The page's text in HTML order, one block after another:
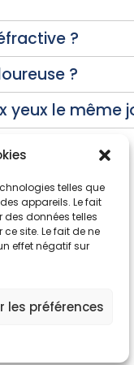
telles que
appareils. Le fait
données telles
site. Le fait de ne
effet négatif sur
les préférences
?
?
yeux le même
Spécialités
Pneumologie
Rhumatologie